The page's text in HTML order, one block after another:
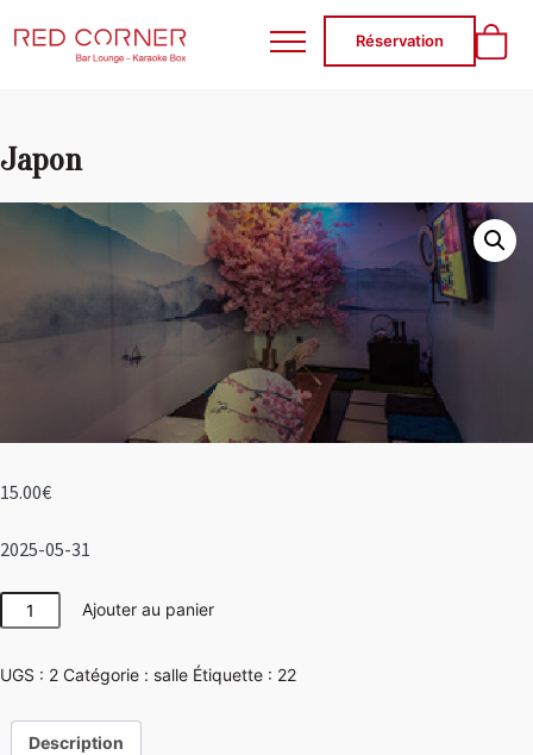
RED CORNER
Réservation
Japon
15.00€
2025-05-31
quantité
de
Ajouter au panier
UGS : 2 Catégorie : salle Étiquette : 22
Description